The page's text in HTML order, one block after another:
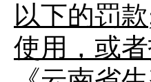
以下的罚款
使用，或